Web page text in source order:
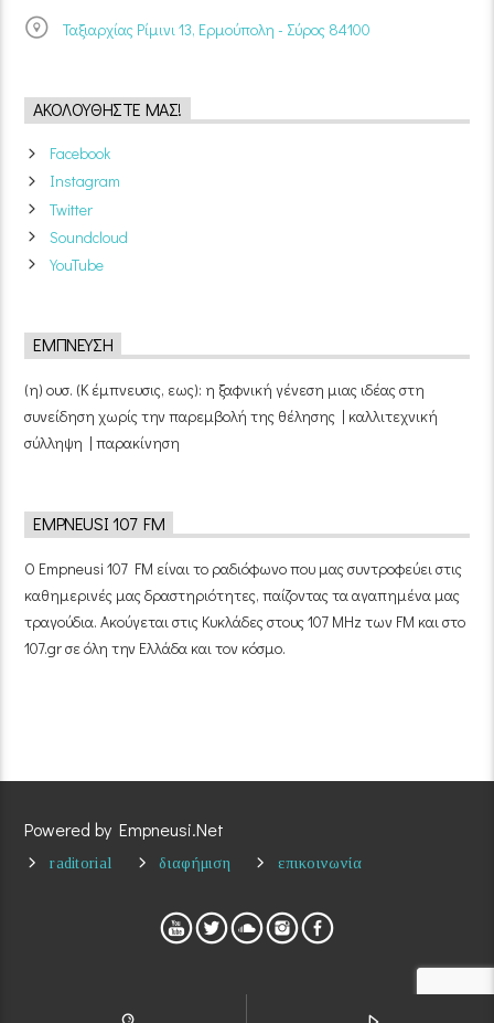
Ταξιαρχίας Ρίμινι 13, Ερμούπολη - Σύρος 84100
ΑΚΟΛΟΥΘΉΣΤΕ ΜΑΣ!
Facebook
Instagram
Twitter
Soundcloud
YouTube
ΈΜΠΝΕΥΣΗ
(η) ουσ. (Κ έμπνευσις, εως): η ξαφνική γένεση μιας ιδέας στη
συνείδηση χωρίς την παρεμβολή της θέλησης | καλλιτεχνική
σύλληψη | παρακίνηση
EMPNEUSI 107 FM
Ο Empneusi 107 FM είναι το ραδιόφωνο που μας συντροφεύει στις
καθημερινές μας δραστηριότητες, παίζοντας τα αγαπημένα μας
τραγούδια. Ακούγεται στις Κυκλάδες στους 107 MHz των FM και στο
107.gr σε όλη την Ελλάδα και τον κόσμο.
Powered by Empneusi.Net
raditorial διαφήμιση επικοινωνία